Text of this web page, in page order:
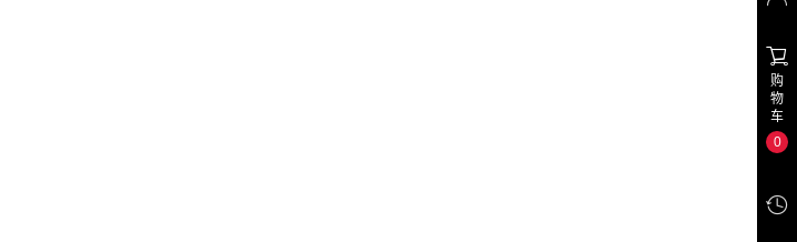

购
物
车
0
